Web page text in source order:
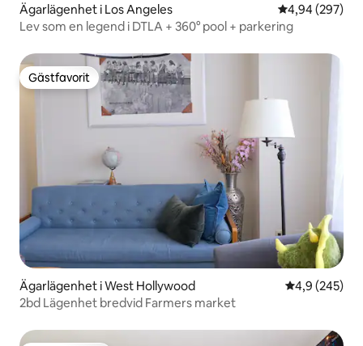
Ägarlägenhet i Los Angeles 4,94 av 5 i
4,94 (297)
Lev som en legend i DTLA + 360° pool + parkering
Gästfavorit
Gästfavorit
Ägarlägenhet i West Hollywood 4,9 av 5 i
4,9 (245)
2bd Lägenhet bredvid Farmers market